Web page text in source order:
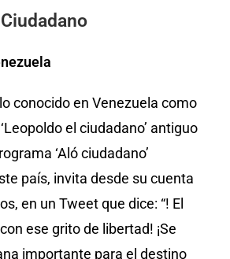
conocido en Venezuela como
‘Leopoldo el ciudadano’ antiguo
‘Aló ciudadano’
país, invita desde su cuenta
en un Tweet que dice: “! El
ese grito de libertad! ¡Se
importante para el destino